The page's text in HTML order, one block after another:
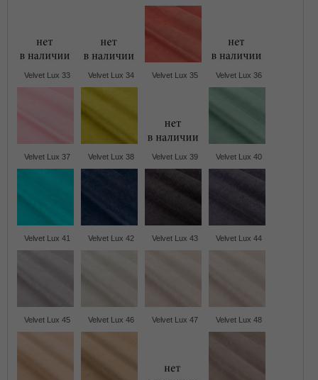
Velvet Lux 33 Velvet Lux 34 Velvet Lux 35 Velvet Lux 36
Velvet Lux 37 Velvet Lux 38 Velvet Lux 39 Velvet Lux 40
Velvet Lux 41 Velvet Lux 42 Velvet Lux 43 Velvet Lux 44
Velvet Lux 45 Velvet Lux 46 Velvet Lux 47 Velvet Lux 48